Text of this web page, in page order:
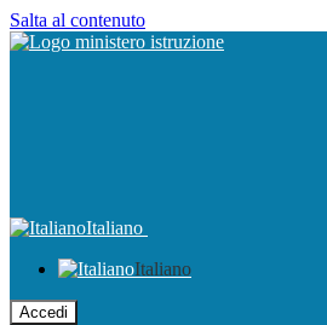
Salta al contenuto
Italiano
Italiano
Accedi